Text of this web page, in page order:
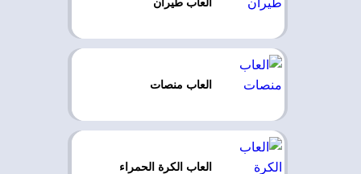
العاب منصات
العاب الكرة الحمراء